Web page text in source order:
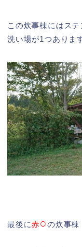
この炊事棟にはス
洗い場が1つありま
最後に赤○の炊事棟